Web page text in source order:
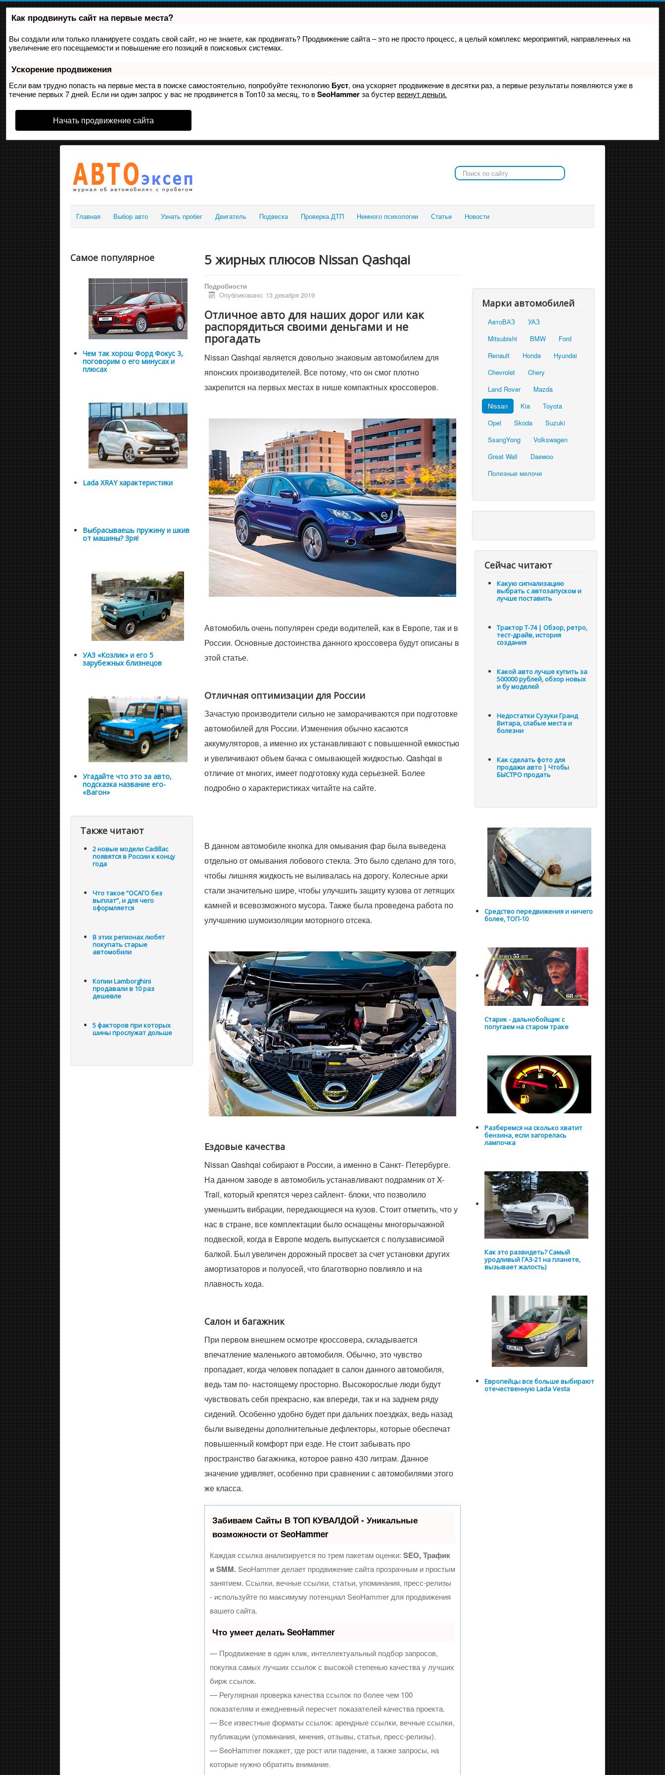
Как продвинуть сайт на первые места?
Вы создали или только планируете создать свой сайт, но не знаете, как продвигать? Продвижение сайта – это не просто процесс, а целый комплекс мероприятий, направленных на
увеличение его посещаемости и повышение его позиций в поисковых системах.
Ускорение продвижения
Если вам трудно попасть на первые места в поиске самостоятельно, попробуйте технологию Буст, она ускоряет продвижение в десятки раз, а первые результаты появляются уже в
течение первых 7 дней. Если ни один запрос у вас не продвинется в Топ10 за месяц, то вSeoHammerза бустер вернут деньги.
Начать продвижение сайта
Искать...
Главная Выбор авто Узнать пробег Двигатель Подвеска Проверка ДТП Немного психологии Статьи Новости
Самое популярное
Чем так хорош Форд Фокус 3,
поговорим о его минусах и
плюсах
Lada XRAY характеристики
Выбрасываешь пружину и шкив
от машины? Зря!
УАЗ «Козлик» и его 5
зарубежных близнецов
Угадайте что это за авто,
подсказка название его-
«Вагон»
Также читают
2 новые модели Cadillac
появятся в России к концу
года
Что такое “ОСАГО без
выплат”, и для чего
оформляется
В этих регионах любят
покупать старые
автомобили
Копии Lamborghini
продавали в 10 раз
дешевле
5 факторов при которых
шины прослужат дольше
5 жирных плюсов Nissan Qashqai
Подробности
Опубликовано: 13 декабря 2019
Отличное авто для наших дорог или как
распорядиться своими деньгами и не
прогадать
Nissan Qashqai является довольно знаковым автомобилем для
японских производителей. Все потому, что он смог плотно
закрепится на первых местах в нише компактных кроссоверов.
Автомобиль очень популярен среди водителей, как в Европе, так и в
России. Основные достоинства данного кроссовера будут описаны в
этой статье.
Отличная оптимизации для России
Зачастую производители сильно не заморачиваются при подготовке
автомобилей для России. Изменения обычно касаются
аккумуляторов, а именно их устанавливают с повышенной емкостью
и увеличивают объем бачка с омывающей жидкостью. Qashqai в
отличие от многих, имеет подготовку куда серьезней. Более
подробно о характеристиках читайте на сайте.
В данном автомобиле кнопка для омывания фар была выведена
отдельно от омывания лобового стекла. Это было сделано для того,
чтобы лишняя жидкость не выливалась на дорогу. Колесные арки
стали значительно шире, чтобы улучшить защиту кузова от летящих
камней и всевозможного мусора. Также была проведена работа по
улучшению шумоизоляции моторного отсека.
Ездовые качества
Nissan Qashqai собирают в России, а именно в Санкт- Петербурге.
На данном заводе в автомобиль устанавливают подрамник от X-
Trail, который крепятся через сайлент- блоки, что позволило
уменьшить вибрации, передающиеся на кузов. Стоит отметить, что у
нас в стране, все комплектации было оснащены многорычажной
подвеской, когда в Европе модель выпускается с полузависимой
балкой. Был увеличен дорожный просвет за счет установки других
амортизаторов и полуосей, что благотворно повлияло и на
плавность хода.
Салон и багажник
При первом внешнем осмотре кроссовера, складывается
впечатление маленького автомобиля. Обычно, это чувство
пропадает, когда человек попадает в салон данного автомобиля,
ведь там по- настоящему просторно. Высокорослые люди будут
чувствовать себя прекрасно, как впереди, так и на заднем ряду
сидений. Особенно удобно будет при дальних поездках, ведь назад
были выведены дополнительные дефлекторы, которые обеспечат
повышенный комфорт при езде. Не стоит забывать про
пространство багажника, которое равно 430 литрам. Данное
значение удивляет, особенно при сравнении с автомобилями этого
же класса.
Забиваем Сайты В ТОП КУВАЛДОЙ - Уникальные
возможности от SeoHammer
Каждая ссылка анализируется по трем пакетам оценки: SEO, Трафик
и SMM.SeoHammer делает продвижение сайта прозрачным и простым
занятием. Ссылки, вечные ссылки, статьи, упоминания, пресс-релизы
- используйте по максимуму потенциал SeoHammer для продвижения
вашего сайта.
Что умеет делать SeoHammer
— Продвижение в один клик, интеллектуальный подбор запросов,
покупка самых лучших ссылок с высокой степенью качества у лучших
бирж ссылок.
— Регулярная проверка качества ссылок по более чем 100
показателям и ежедневный пересчет показателей качества проекта.
— Все известные форматы ссылок: арендные ссылки, вечные ссылки,
публикации (упоминания, мнения, отзывы, статьи, пресс-релизы).
— SeoHammer покажет, где рост или падение, а также запросы, на
которые нужно обратить внимание.
Марки автомобилей
АвтоВАЗ
УАЗ
Mitsubishi
BMW
Ford
Renault
Honda
Hyundai
Chevrolet
Chery
Land Rover
Mazda
Nissan
Kia
Toyota
Opel
Skoda
Suzuki
SsangYong
Volkswagen
Great Wall
Daewoo
Полезные мелочи
Сейчас читают
Какую сигнализацию
выбрать с автозапуском и
лучше поставить
Трактор Т-74 | Обзор, ретро,
тест-драйв, история
создания
Какой авто лучше купить за
500000 рублей, обзор новых
и бу моделей
Недостатки Сузуки Гранд
Витара, слабые места и
болезни
Как сделать фото для
продажи авто | Чтобы
БЫСТРО продать
Средство передвижения и ничего
более, ТОП-10
Старик - дальнобойщик с
попугаем на старом траке
Разберемся на сколько хватит
бензина, если загорелась
лампочка
Как это развидеть? Самый
уродливый ГАЗ-21 на планете,
вызывает жалость)
Европейцы все больше выбирают
отечественную Lada Vesta